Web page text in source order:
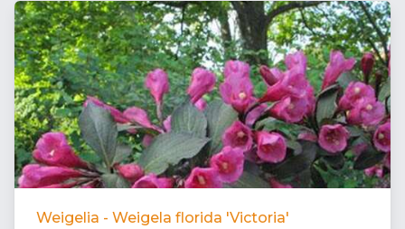
Weigelia - Weigela florida 'Victoria'